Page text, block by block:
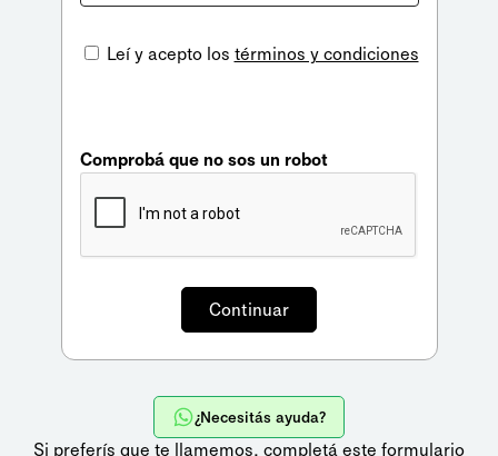
Leí y acepto los términos y condiciones
Comprobá que no sos un robot
¿Necesitás ayuda?
Si preferís que te llamemos, completá este formulario